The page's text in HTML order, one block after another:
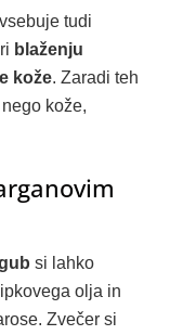
tudi
blaženju
kože. Zaradi teh
kože,
si lahko
olja in
Zvečer si